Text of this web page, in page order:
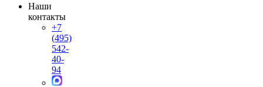
Наши
контакты
+7
(495)
542-
40-
94